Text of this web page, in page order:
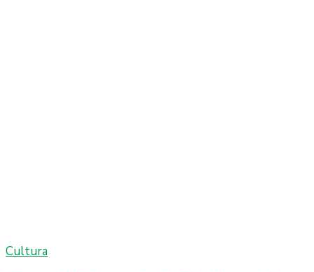
Cultura